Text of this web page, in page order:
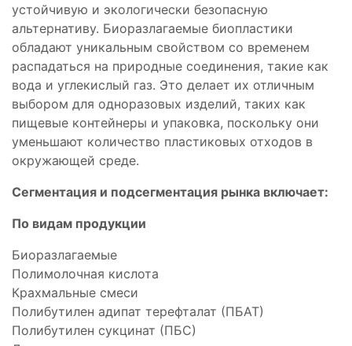
устойчивую и экологически безопасную
альтернативу. Биоразлагаемые биопластики
обладают уникальным свойством со временем
распадаться на природные соединения, такие как
вода и углекислый газ. Это делает их отличным
выбором для одноразовых изделий, таких как
пищевые контейнеры и упаковка, поскольку они
уменьшают количество пластиковых отходов в
окружающей среде.
Сегментация и подсегментация рынка включает:
По видам продукции
Биоразлагаемые
Полимолочная кислота
Крахмальные смеси
Полибутилен адипат терефталат (ПБАТ)
Полибутилен сукцинат (ПБС)